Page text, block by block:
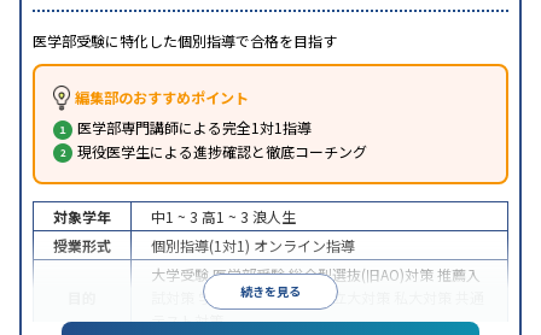
医学部受験に特化した個別指導で合格を目指す
編集部のおすすめポイント
医学部専門講師による完全1対1指導
現役医学生による進捗確認と徹底コーチング
続きを見る
対象学年 中1 ~ 3 高1 ~ 3 浪人生
授業形式
個別指導(1対1) オンライン指導
大学受験医学部受験総合型選抜(旧AO)対策推薦入
学校別特化対策 国公立大対策
テスト対策